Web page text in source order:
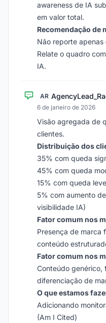
awareness de IA
em valor total.
Recomendação de
Não reporte
Relate o quadro
IA.
AR
6 de janeiro de 2026
Visão agregada de
clientes.
Distribuição dos
35% com queda
45% com queda
15% com queda
5% com aumento
visibilidade IA)
Fator comum nos
Presença de marca
conteúdo
Fator comum nos
Conteúdo genérico,
diferenciação de
O que estamos
Adicionando
(Am I Cited)